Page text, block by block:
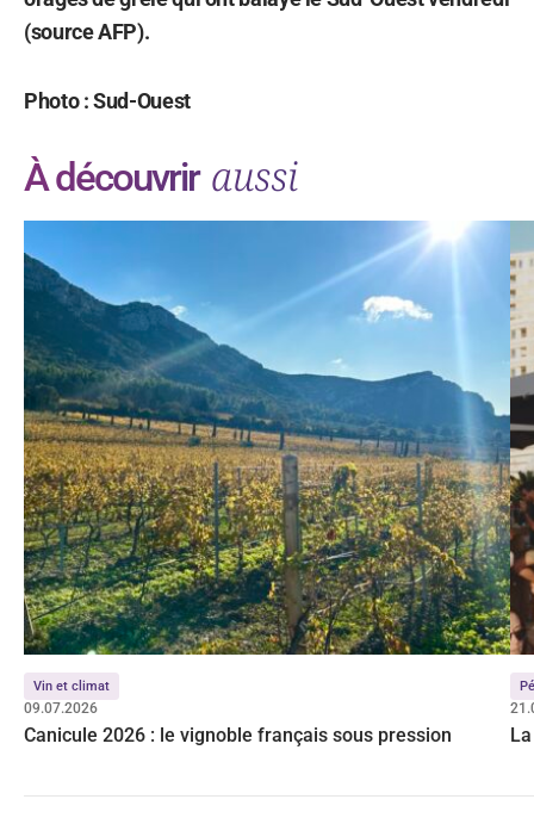
(source AFP).
Photo : Sud-Ouest
À découvrir aussi
Vin et climat
09.07.2026
Canicule 2026 : le vignoble français sous pression